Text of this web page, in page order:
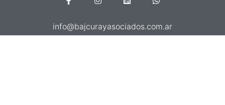
info@bajcurayasociados.com.ar